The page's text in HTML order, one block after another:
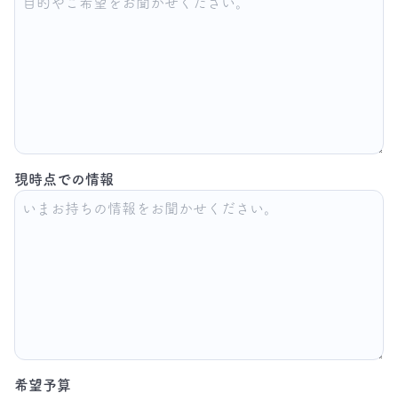
現時点での情報
希望予算